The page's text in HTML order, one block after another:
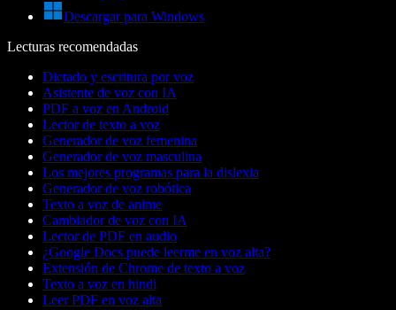
Descargar para Windows
Lecturas recomendadas
Dictado y escritura por voz
Asistente de voz con IA
PDF a voz en Android
Lector de texto a voz
Generador de voz femenina
Generador de voz masculina
Los mejores programas para la dislexia
Generador de voz robótica
Texto a voz de anime
Cambiador de voz con IA
Lector de PDF en audio
¿Google Docs puede leerme en voz alta?
Extensión de Chrome de texto a voz
Texto a voz en hindi
Leer PDF en voz alta